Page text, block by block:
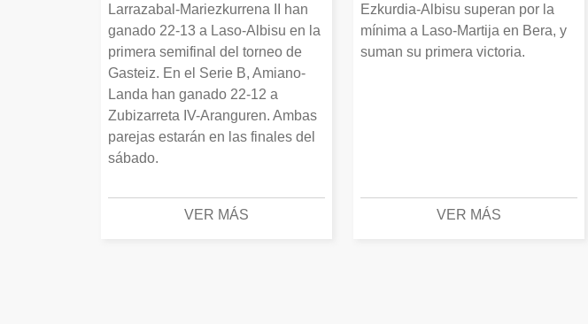
Larrazabal-Mariezkurrena II han
ganado 22-13 a Laso-Albisu en la
primera semifinal del torneo de
Gasteiz. En el Serie B, Amiano-
Landa han ganado 22-12 a
Zubizarreta IV-Aranguren. Ambas
parejas estarán en las finales del
sábado.
VER MÁS
Ezkurdia-Albisu superan por la
mínima a Laso-Martija en Bera, y
suman su primera victoria.
VER MÁS